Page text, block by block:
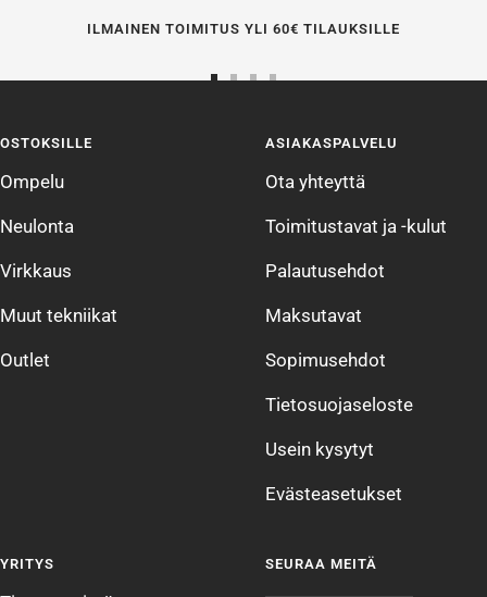
ILMAINEN TOIMITUS YLI 60€ TILAUKSILLE
4
OSTOKSILLE
Ompelu
Neulonta
Virkkaus
Muut tekniikat
Outlet
ASIAKASPALVELU
Ota yhteyttä
Toimitustavat ja -kulut
Palautusehdot
Maksutavat
Sopimusehdot
Tietosuojaseloste
Usein kysytyt
Evästeasetukset
YRITYS SEURAA MEITÄ